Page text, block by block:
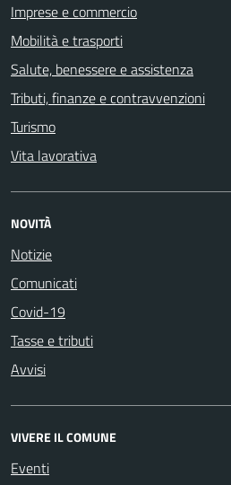
Imprese e commercio
Mobilità e trasporti
Salute, benessere e assistenza
Tributi, finanze e contravvenzioni
Turismo
Vita lavorativa
NOVITÀ
Notizie
Comunicati
Covid-19
Tasse e tributi
Avvisi
VIVERE IL COMUNE
Eventi